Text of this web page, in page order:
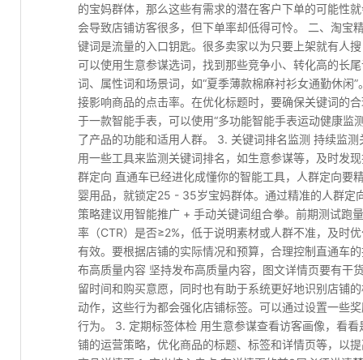
的宝妈群体，那么这些有需求的潜在客户下单的可能性
会导致店铺访客很多，但下单率却低得可怜。 二、淘宝
键词是流量的入口钥匙。很多卖家以为只要上架就有人
可以使用生意参谋选词，找到那些竞争小、转化高的长
词、属性词和场景词，如“夏季薄款棉麻衬衫女通勤休
接影响商品的点击率。在优化标题时，要确保关键词的
于一款智能手表，可以使用“多功能智能手表运动健康
了产品的功能和适用人群。 3. 关键词排名监测 持续监
用一些工具来监测关键词排名，如生意参谋等，及时发
群定向 直通车已经进化成懂你的智能工具，人群定向要
婴用品，就锁定25 - 35岁宝妈群体。通过精准的人群定
策略建议用智能推广 + 手动关键词组合拳。前期测试跑
率（CTR）是否≥2%，低于说明素材或人群不准，及时
有效。要根据店铺的实际情况和预算，合理控制直通车
布高质量内容 坚持发布高质量内容，图文详情页要有干
留时间和购买意愿，同时也有助于系统更好地识别店铺
动作，这些行为都会强化店铺标签。可以通过设置一些
行为。 3. 定期标签体检 用生意参谋查看访客画像，看
铺的运营策略，优化商品的标题、标签和详情页等，以